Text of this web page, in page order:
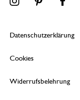
Datenschutzerklärung
Cookies
Widerrufsbelehrung